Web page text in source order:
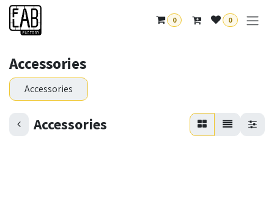
Se rendre au contenu
0 0
Accessories
Accessories
Accessories